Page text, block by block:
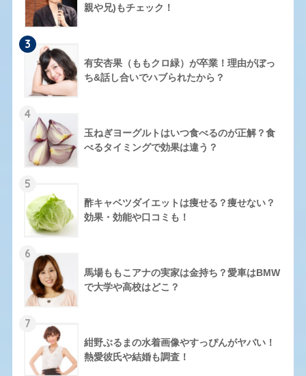
親や兄)もチェック！
3
有安杏果（ももクロ緑）が卒業！理由がぼっ
ち&話し合いでハブられたから？
4
玉ねぎヨーグルトはいつ食べるのが正解？食
べるタイミングで効果は違う？
5
酢キャベツダイエットは痩せる？痩せない？
効果・効能や口コミも！
6
馬場ももこアナの実家は金持ち？愛車はBMW
で大学や高校はどこ？
7
紺野ぶるまの水着画像やすっぴんがヤバい！
熱愛彼氏や結婚も調査！